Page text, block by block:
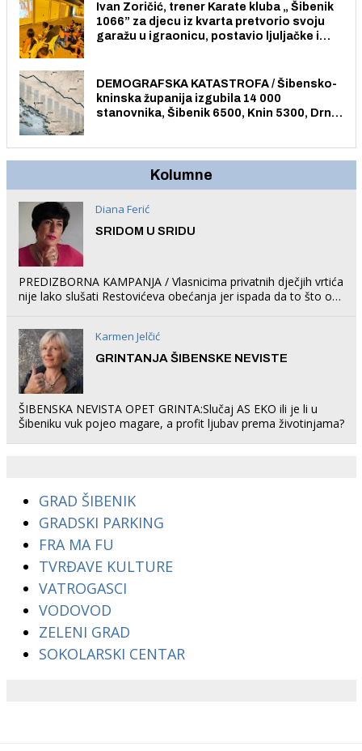
Ivan Zoričić, trener Karate kluba „ Šibenik
1066” za djecu iz kvarta pretvorio svoju
garažu u igraonicu, postavio ljuljačke i
DEMOGRAFSKA KATASTROFA / Šibensko-
kninska županija izgubila 14 000
stanovnika, Šibenik 6500, Knin 5300, Drniš
Kolumne
Diana Ferić
SRIDOM U SRIDU
PREDIZBORNA KAMPANJA / Vlasnicima privatnih dječjih vrtića
nije lako slušati Restovićeva obećanja jer ispada da to što oni
Karmen Jelčić
GRINTANJA ŠIBENSKE NEVISTE
ŠIBENSKA NEVISTA OPET GRINTA:Slučaj AS EKO ili je li u
Šibeniku vuk pojeo magare, a profit ljubav prema životinjama?
GRAD ŠIBENIK
GRADSKI PARKING
FRA MA FU
TVRĐAVE KULTURE
VATROGASCI
VODOVOD
ZELENI GRAD
SOKOLARSKI CENTAR